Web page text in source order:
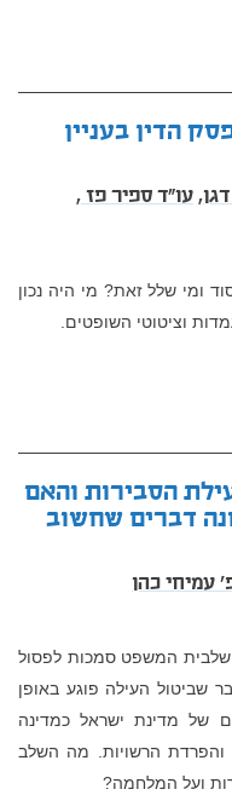
הדין בעניין
עו"ד ספיר פז ,
ומי שלל זאת? מי היה נכון
וציטוטי השופטים.
הסבירות והאם
דברים שחשוב
עמיחי כהן
15 שופטים קבע שלבית המשפט סמכות לפסול
יותר של 8 שופטים סבר שביטול העילה פוגע באופן
של מדינת ישראל כמדינה
והפרדת הרשויות. מה השלב
ועל המלחמה?